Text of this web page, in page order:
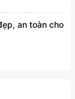
an toàn cho